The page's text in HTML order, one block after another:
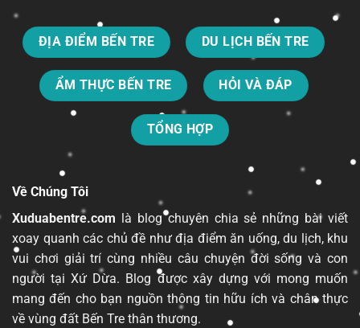
ĐỊA ĐIỂM BẾN TRE DU LỊCH BẾN TRE
ẨM THỰC BẾN TRE HỎI VÀ ĐÁP
TỔNG HỢP
Về Chúng Tôi
Xuduabentre.com là blog chuyên chia sẻ những bài viết
xoay quanh các chủ đề như địa điểm ăn uống, du lịch, khu
vui chơi giải trí cùng nhiều câu chuyện đời sống và con
người tại Xứ Dừa. Blog được xây dựng với mong muốn
mang đến cho bạn nguồn thông tin hữu ích và chân thực
về vùng đất Bến Tre thân thương.